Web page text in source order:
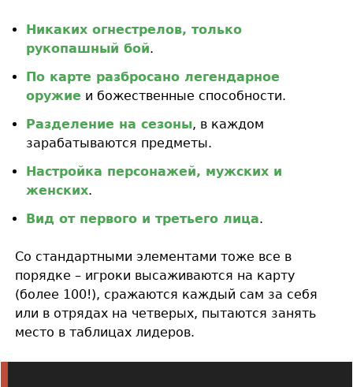
Никаких огнестрелов, только
рукопашный бой.
По карте разбросано легендарное
оружие и божественные способности.
Разделение на сезоны, в каждом
зарабатываются предметы.
Настройка персонажей, мужских и
женских.
Вид от первого и третьего лица.
Со стандартными элементами тоже все в
порядке – игроки высаживаются на карту
(более 100!), сражаются каждый сам за себя
или в отрядах на четверых, пытаются занять
место в таблицах лидеров.